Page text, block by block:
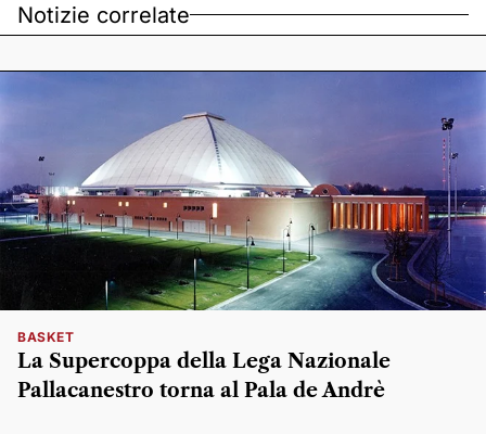
Notizie correlate
BASKET
La Supercoppa della Lega Nazionale
Pallacanestro torna al Pala de Andrè